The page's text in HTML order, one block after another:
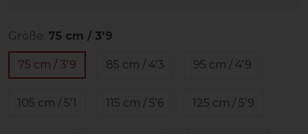
Größe: 75 cm / 3'9
75 cm / 3'9 85 cm / 4'3 95 cm / 4'9
105 cm / 5'1 115 cm / 5'6 125 cm / 5'9